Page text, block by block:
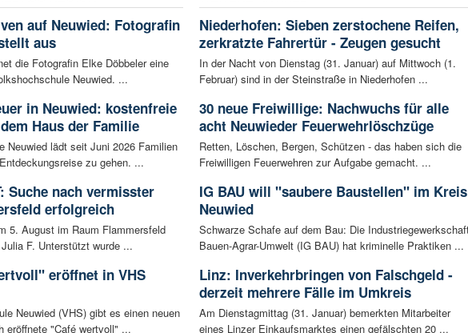
auf Neuwied: Fotografin
aus
die Fotografin Elke Döbbeler eine
Neuwied. ...
in Neuwied: kostenfreie
Haus der Familie
Neuwied lädt seit Juni 2026 Familien
zu gehen. ...
Suche nach vermisster
erfolgreich
5. August im Raum Flammersfeld
F. Unterstützt wurde ...
eröffnet in VHS
Neuwied (VHS) gibt es einen neuen
eröffnete "Café wertvoll" ...
Niederhofen: Sieben zerstochene Reifen,
zerkratzte Fahrertür - Zeugen gesucht
In der Nacht von Dienstag (31. Januar) auf Mittwoch (1.
Februar) sind in der Steinstraße in Niederhofen ...
30 neue Freiwillige: Nachwuchs für alle
acht Neuwieder Feuerwehrlöschzüge
Retten, Löschen, Bergen, Schützen - das haben sich die
Freiwilligen Feuerwehren zur Aufgabe gemacht. ...
IG BAU will "saubere Baustellen" im Kreis
Neuwied
Schwarze Schafe auf dem Bau: Die
Bauen-Agrar-Umwelt (IG BAU) hat kriminelle Praktiken ...
Linz: Inverkehrbringen von Falschgeld -
derzeit mehrere Fälle im Umkreis
Am Dienstagmittag (31. Januar) bemerkten Mitarbeiter
eines Linzer Einkaufsmarktes einen gefälschten 20 ...